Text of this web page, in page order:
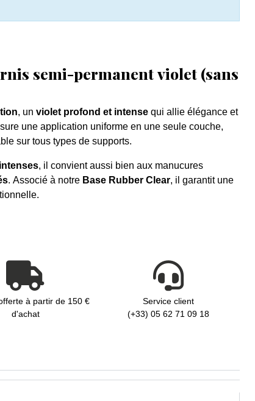
semi-permanent violet (sans
, un violet profond et intensequi allie élégance et
une application uniforme en une seule couche,
sur tous types de supports.
, il convient aussi bien aux manucures
. Associé à notre Base Rubber Clear, il garantit une
à partir de 150 €
d'achat
Service client
(+33) 05 62 71 09 18